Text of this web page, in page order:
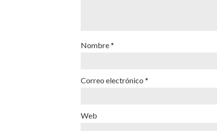
Nombre*
Correo electrónico *
Web